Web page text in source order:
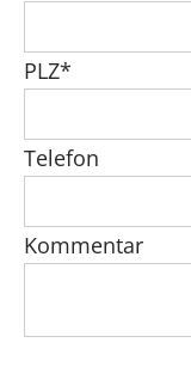
PLZ*
Telefon
Kommentar